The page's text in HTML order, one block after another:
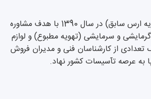
مجموعه دماکار (تهویه ارس سابق) در سال 1390 با هدف مشاوره
و سرمایشی (تهویه مطبوع) و لوازم
از کارشناسان فنی و مدیران فروش
به عرصه تآسیسات کشور نهاد.